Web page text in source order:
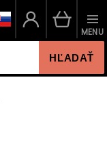
HĽADAŤ
MENU